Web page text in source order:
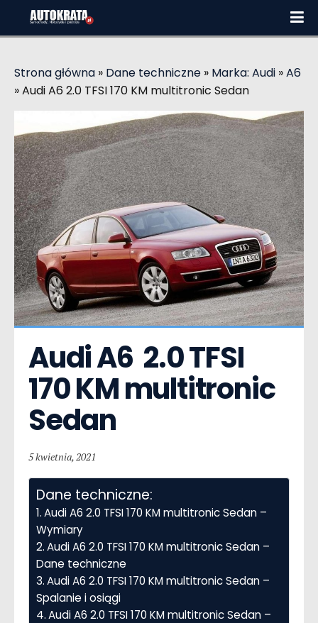
Strona główna » Dane techniczne » Marka: Audi »A6
»Audi A6 2.0 TFSI 170 KM multitronic Sedan
Audi A6  2.0 TFSI
170 KM multitronic
Sedan
5 kwietnia, 2021
Dane techniczne:
Audi A6 2.0 TFSI 170 KM multitronic Sedan –
Wymiary
Audi A6 2.0 TFSI 170 KM multitronic Sedan –
Dane techniczne
Audi A6 2.0 TFSI 170 KM multitronic Sedan –
Spalanie i osiągi
Audi A6 2.0 TFSI 170 KM multitronic Sedan –